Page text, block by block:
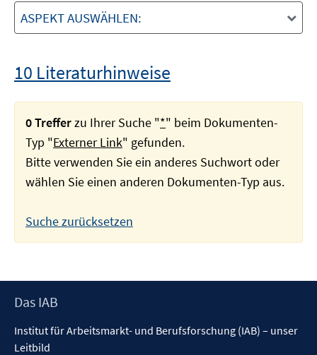
ASPEKT AUSWÄHLEN:
10 Literaturhinweise
0 Trefferzu Ihrer Suche "*" beim Dokumenten-
Typ "Externer Link" gefunden.
Bitte verwenden Sie ein anderes Suchwort oder
wählen Sie einen anderen Dokumenten-Typ aus.
Suche zurücksetzen
Footer
Das IAB
Institut für Arbeitsmarkt- und Berufsforschung (IAB) – unser
Leitbild